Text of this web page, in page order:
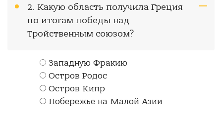
2. Какую область получила Греция
по итогам победы над
Тройственным союзом?
Западную Фракию
Остров Родос
Остров Кипр
Побережье на Малой Азии